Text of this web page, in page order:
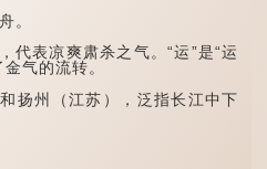
。
表凉爽肃杀之气。“运”是“运
气的流转。
州（江苏），泛指长江中下